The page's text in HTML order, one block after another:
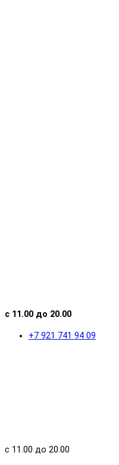
с 11.00 до 20.00
+7 921 741 94 09
с 11.00 до 20.00